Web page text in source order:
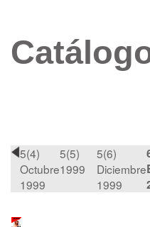
5(4)
Octubre
1999
5(5)
1999
5(6)
Diciembre
1999